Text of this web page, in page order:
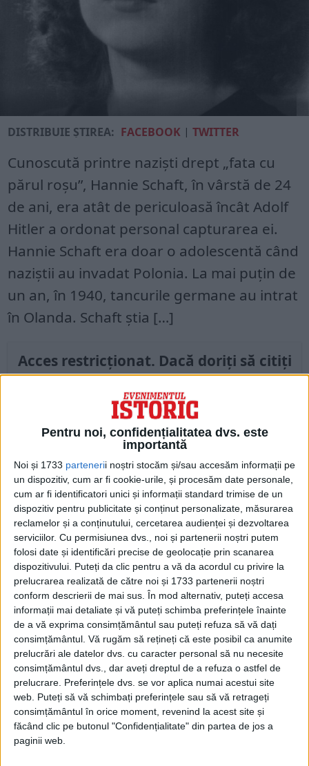
Pentru noi, confidențialitatea dvs. este
importantă
Noi și 1733 partenerii noștri stocăm și/sau accesăm informații pe
un dispozitiv, cum ar fi cookie-urile, și procesăm date personale,
cum ar fi identificatori unici și informații standard trimise de un
dispozitiv pentru publicitate și conținut personalizate, măsurarea
reclamelor și a conținutului, cercetarea audienței și dezvoltarea
serviciilor. Cu permisiunea dvs., noi și partenerii noștri putem
folosi date și identificări precise de geolocație prin scanarea
dispozitivului. Puteți da clic pentru a vă da acordul cu privire la
prelucrarea realizată de către noi și 1733 partenerii noștri
conform descrierii de mai sus. În mod alternativ, puteți accesa
informații mai detaliate și vă puteți schimba preferințele înainte
de a vă exprima consimțământul sau puteți refuza să vă dați
consimțământul. Vă rugăm să rețineți că este posibil ca anumite
prelucrări ale datelor dvs. cu caracter personal să nu necesite
consimțământul dvs., dar aveți dreptul de a refuza o astfel de
prelucrare. Preferințele dvs. se vor aplica numai acestui site
web. Puteți să vă schimbați preferințele sau să vă retrageți
consimțământul în orice moment, revenind la acest site și
făcând clic pe butonul "Confidențialitate" din partea de jos a
paginii web.
DISTRIBUIE ȘTIREA: FACEBOOK |TWITTER
Cunoscută printre naziști drept „fata cu
părul roșu”, Hannie Schaft, în vârstă de 24
de ani, era atât de periculoasă încât Adolf
Hitler a ordonat personal capturarea ei.
Hannie Schaft era doar o adolescentă când
naziștii au invadat Polonia. La mai puțin de
un an, în 1940, tancurile germane au intrat
în Olanda. Schaft știa […]
Acces restricționat. Dacă doriți să citiți
edituradecarte.roși achiziționați ediția
Martie 2022
Din ultima ediție ...
Regina României
Carol al II-lea și acțiunile sale care au ruinat
România Mare
Afaceri oneroase care au marcat România
modernă: Strousberg și Hallier
ETICHETE:
PUBLICAT IN CATEGORIILE:
MARTIE 2022
DISTRIBUIE ȘTIREA: FACEBOOK|TWITTER
DACĂ VA PLAC MATERIALELE PUBLICATE, VA INVITĂM SĂ NE URMĂRIȚI
ȘI PE PAGINA NOASTRĂ DE FACEBOOK
RECOMANDARI PENTRU TINE
Istoria sloturilor: de la primele aparate